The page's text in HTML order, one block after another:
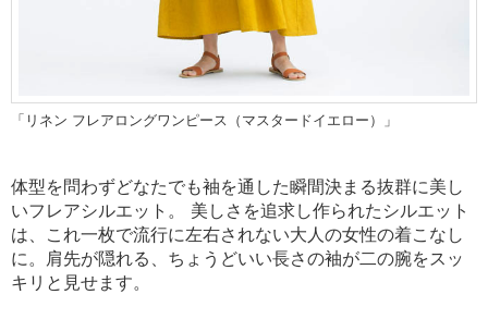
「リネン フレアロングワンピース（マスタードイエロー）」
体型を問わずどなたでも袖を通した瞬間決まる抜群に美し
いフレアシルエット。 美しさを追求し作られたシルエット
は、これ一枚で流行に左右されない大人の女性の着こなし
に。肩先が隠れる、ちょうどいい長さの袖が二の腕をスッ
キリと見せます。